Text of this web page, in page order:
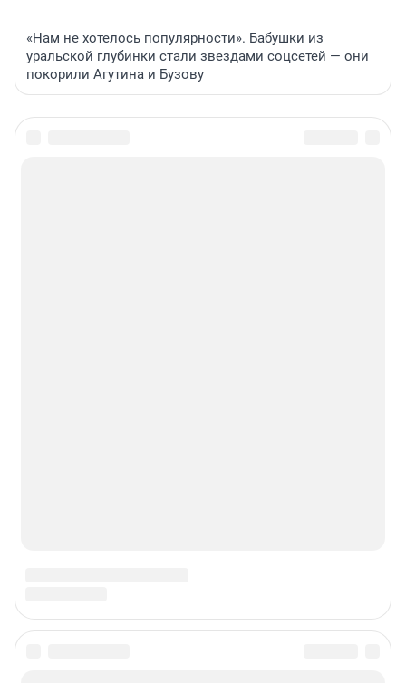
«Нам не хотелось популярности». Бабушки из
уральской глубинки стали звездами соцсетей — они
покорили Агутина и Бузову